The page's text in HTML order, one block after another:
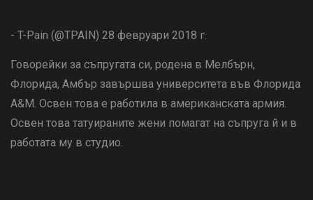
- T-Pain (@TPAIN) 28 февруари 2018 г.
Говорейки за съпругата си, родена в Мелбърн,
Флорида, Амбър завършва университета във Флорида
A&M. Освен това е работила в американската армия.
Освен това татуираните жени помагат на съпруга й и в
работата му в студио.